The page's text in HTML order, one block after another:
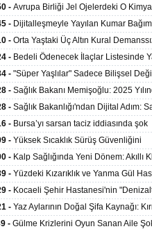
Yüzde 39'u Unutulabiliyor
- Avrupa Birliği Jel Ojelerdeki O
Kısırlık ve Alerji Riski Uyarısı
- Dijitalleşmeyle Yayılan Kumar
ve Aileyi Yıkıma Uğratıyor
- Orta Yaştaki Üç Altın Kural
13 Yıl Uzatabiliyor
- Bedeli Ödenecek İlaçlar Listesinde
Hakkında Duyuru 2026/30
- "Süper Yaşlılar" Sadece Bilişsel Değil
Olarak da Daha Sağlıklı Yaşıyor
- Sağlık Bakanı Memişoğlu: 2025
Aşkın Kişiye Emzirme Eğitimi Verildi
- Sağlık Bakanlığı'ndan Dijital Adım:
Merkezlerinde Uzaktan Sağlık Hizmeti
- Bursa’yı sarsan taciz iddiasında şok
- Yüksek Sıcaklık Sürüş Güvenliğini
40 Derecede Güvenli Sürüş
İniyor
- Kalp Sağlığında Yeni Dönem: Akıllı
30 Saniyede Ritim Bozukluğunu
- Yüzdeki Kızarıklık ve Yanma Gül
Belirtisi Olabilir
- Kocaeli Şehir Hastanesi'nin
Ünitesi Hastalara Umut Oluyor
- Yaz Aylarının Doğal Şifa Kaynağı:
Bağışıklığı ve Kalbi Koruyor
- Gülme Krizlerini Oyun Sanan Aile